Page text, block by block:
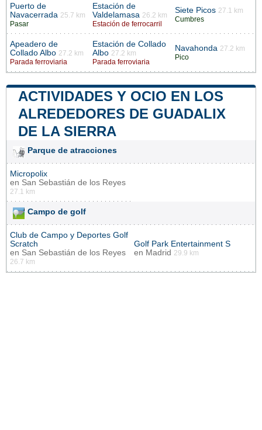
Puerto de
Navacerrada 25.7 km
Pasar
Estación de
Valdelamasa 26.2 km
Estación de ferrocarril
Siete Picos 27.1 km
Cumbres
Apeadero de
Collado Albo 27.2 km
Parada ferroviaria
Estación de Collado
Albo 27.2 km
Parada ferroviaria
Navahonda 27.2 km
Pico
ACTIVIDADES Y OCIO EN LOS
ALREDEDORES DE GUADALIX
DE LA SIERRA
Parque de atracciones
Micropolix
en San Sebastián de los Reyes
27.1 km
Campo de golf
Club de Campo y Deportes Golf
Scratch
en San Sebastián de los Reyes
26.7 km
Golf Park Entertainment S
en Madrid 29.9 km